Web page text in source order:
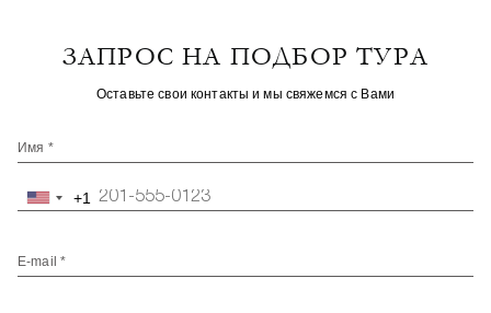
ЗАПРОС НА ПОДБОР ТУРА
Оставьте свои контакты и мы свяжемся с Вами
Имя *
United+1
E-mail *